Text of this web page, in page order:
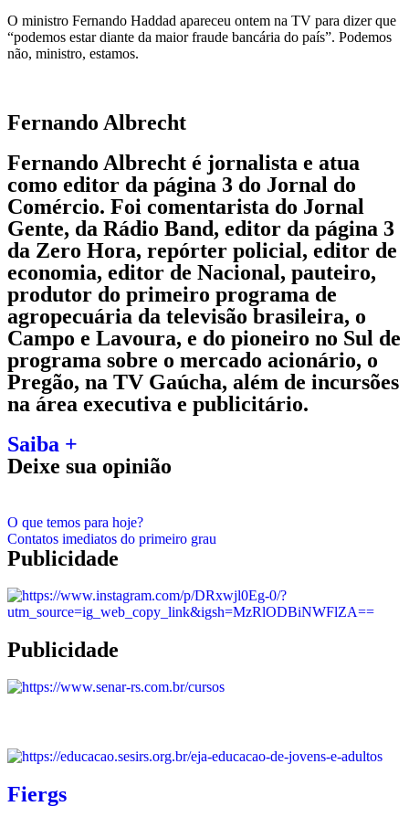
O ministro Fernando Haddad apareceu ontem na TV para dizer que
“podemos estar diante da maior fraude bancária do país”. Podemos
não, ministro, estamos.
Fernando Albrecht
Fernando Albrecht é jornalista e atua
como editor da página 3 do Jornal do
Comércio. Foi comentarista do Jornal
Gente, da Rádio Band, editor da página 3
da Zero Hora, repórter policial, editor de
economia, editor de Nacional, pauteiro,
produtor do primeiro programa de
agropecuária da televisão brasileira, o
Campo e Lavoura, e do pioneiro no Sul de
programa sobre o mercado acionário, o
Pregão, na TV Gaúcha, além de incursões
na área executiva e publicitário.
Saiba +
Deixe sua opinião
O que temos para hoje?
Contatos imediatos do primeiro grau
Publicidade
Publicidade
Fiergs